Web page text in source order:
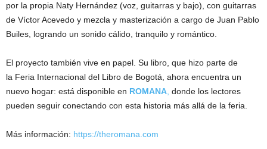
por la propia Naty Hernández (voz, guitarras y bajo), con guitarras
de Víctor Acevedo y mezcla y masterización a cargo de Juan Pablo
Builes, logrando un sonido cálido, tranquilo y romántico.
El proyecto también vive en papel. Su libro, que hizo parte de
la Feria Internacional del Libro de Bogotá, ahora encuentra un
nuevo hogar: está disponible en ROMANA, donde los lectores
pueden seguir conectando con esta historia más allá de la feria.
Más información: https://theromana.com